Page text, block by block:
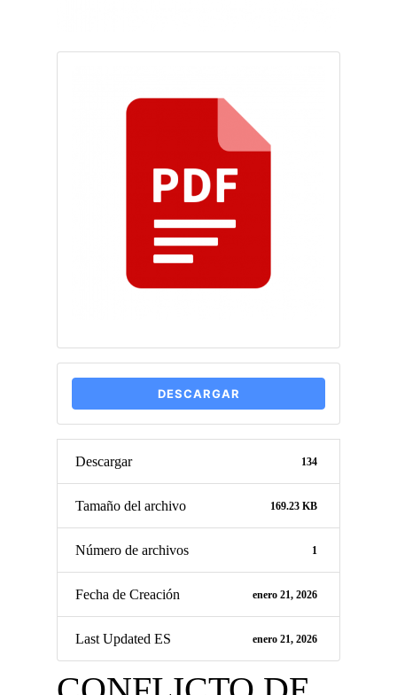
DESCARGAR
Descargar 134
Tamaño del archivo 169.23 KB
Número de archivos 1
Fecha de Creación enero 21, 2026
Last Updated ES enero 21, 2026